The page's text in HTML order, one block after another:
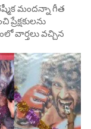
మందన్నా గీత
వార్తలు వచ్చిన